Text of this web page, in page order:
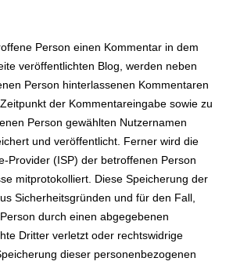
Person einen Kommentar in dem
veröffentlichten Blog, werden neben
Person hinterlassenen Kommentaren
der Kommentareingabe sowie zu
Person gewählten Nutzernamen
und veröffentlicht. Ferner wird die
Provider (ISP) der betroffenen Person
mitprotokolliert. Diese Speicherung der
Sicherheitsgründen und für den Fall,
durch einen abgegebenen
Dritter verletzt oder rechtswidrige
dieser personenbezogenen